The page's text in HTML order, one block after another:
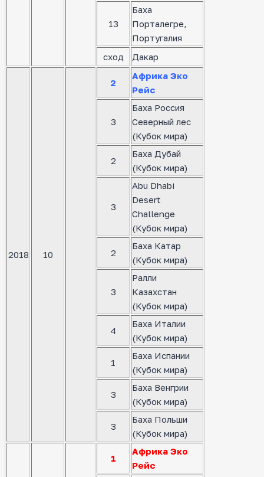
13
Баха
Порталегре,
Португалия
сход
Дакар
2018 10
2
Африка Эко
Рейс
3
Баха Россия
Северный лес
(Кубок мира)
2
Баха Дубай
(Кубок мира)
3
Abu Dhabi
Desert
Challenge
(Кубок мира)
2
Баха Катар
(Кубок мира)
3
Ралли
Казахстан
(Кубок мира)
4
Баха Италии
(Кубок мира)
1
Баха Испании
(Кубок мира)
3
Баха Венгрии
(Кубок мира)
3
Баха Польши
(Кубок мира)
1
Африка Эко
Рейс